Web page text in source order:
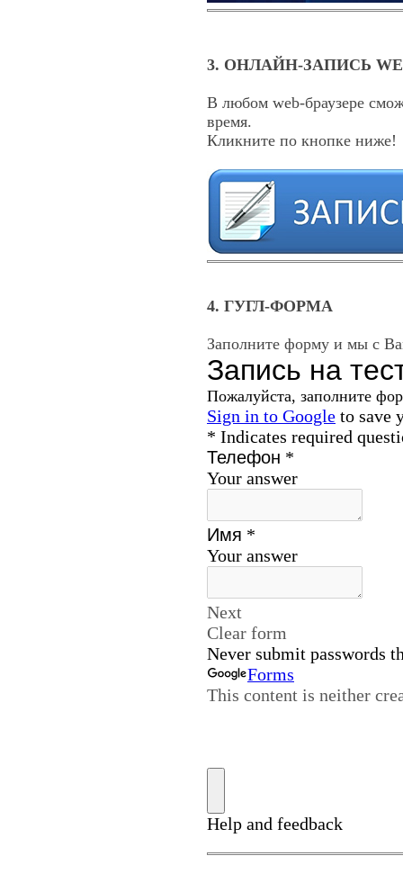
3. ОНЛАЙН-ЗАПИСЬ
В любом web-браузере
время.
Кликните по кнопке ниже!
4. ГУГЛ-ФОРМА
Заполните форму и мы с